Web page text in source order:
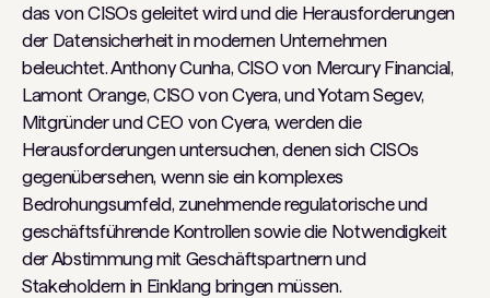
das von CISOs geleitet wird und die Herausforderungen
der Datensicherheit in modernen Unternehmen
beleuchtet. Anthony Cunha, CISO von Mercury Financial,
Lamont Orange, CISO von Cyera, und Yotam Segev,
Mitgründer und CEO von Cyera, werden die
Herausforderungen untersuchen, denen sich CISOs
gegenübersehen, wenn sie ein komplexes
Bedrohungsumfeld, zunehmende regulatorische und
geschäftsführende Kontrollen sowie die Notwendigkeit
der Abstimmung mit Geschäftspartnern und
Stakeholdern in Einklang bringen müssen.